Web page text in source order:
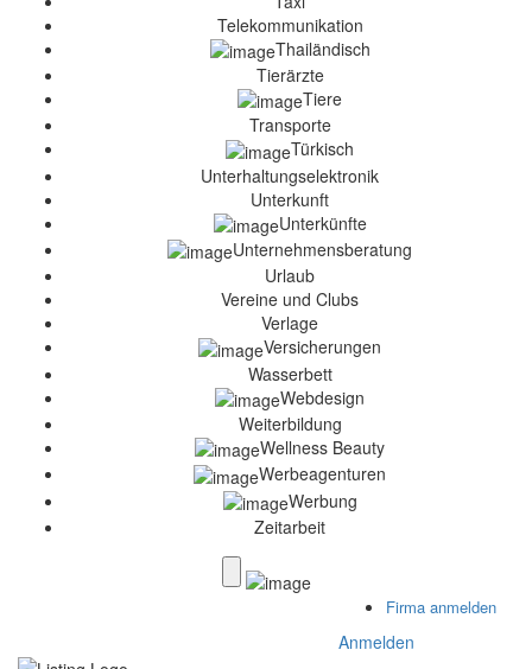
Telekommunikation
Thailändisch
Tierärzte
Tiere
Transporte
Türkisch
Unterhaltungselektronik
Unterkunft
Unterkünfte
Unternehmensberatung
Urlaub
Vereine und Clubs
Verlage
Versicherungen
Wasserbett
Webdesign
Weiterbildung
Wellness Beauty
Werbeagenturen
Werbung
Zeitarbeit
Firma anmelden
Anmelden